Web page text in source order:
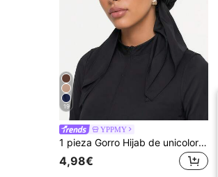
19
YPPMY
1 pieza Gorro Hijab de unicolor para Mujer, Estilo Árabe del Medio Oriente, Clásico, Elegante, Casual, Versátil, con Cinta, Ala Ancha y Turbante Curvo, Adecuado para Uso Diario al Aire Libre
4,98€